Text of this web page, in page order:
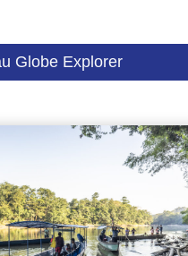
Globe Explorer